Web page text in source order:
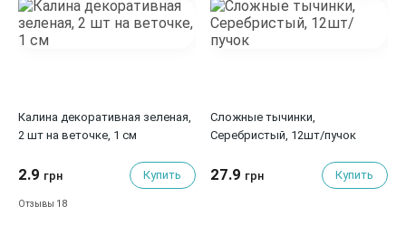
Калина декоративная зеленая,
2 шт на веточке, 1 см
2.9 грн Купить
Отзывы 18
Сложные тычинки,
Серебристый, 12шт/пучок
27.9 грн Купить